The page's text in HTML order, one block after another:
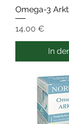
Omega-3
Preis
14,00 €
In